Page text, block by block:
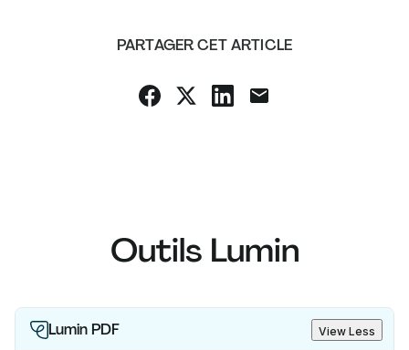
PARTAGER CET ARTICLE
Outils Lumin
Lumin PDF View Less